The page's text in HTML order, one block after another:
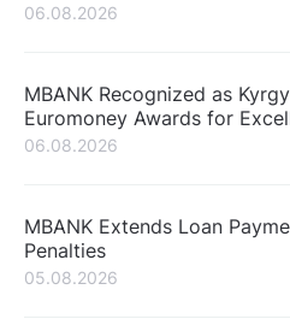
06.08.2026
MBANK Recognized as
Euromoney Awards for
06.08.2026
MBANK Extends Loan
Penalties
05.08.2026